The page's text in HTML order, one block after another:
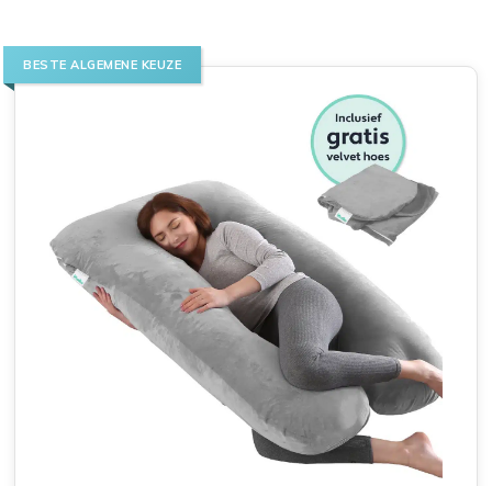
BESTE ALGEMENE KEUZE